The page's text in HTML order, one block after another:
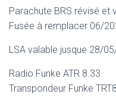
Parachute BRS révisé et
Fusée à remplacer 06/
LSA valable jusque 28/
Radio Funke ATR 8.33
Transpondeur Funke